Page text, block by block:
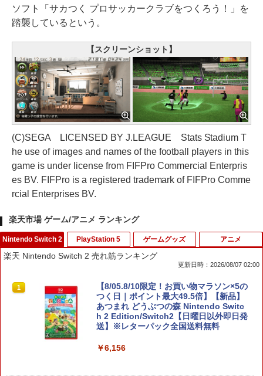
ソフト「サカつく プロサッカークラブをつくろう！」を
踏襲しているという。
【スクリーンショット】
(C)SEGA LICENSED BY J.LEAGUE Stats Stadium T
he use of images and names of the football players in this
game is under license from FIFPro Commercial Enterpris
es BV. FIFPro is a registered trademark of FIFPro Comme
rcial Enterprises BV.
楽天市場 ゲーム/アニメ ランキング
Nintendo Switch 2
楽天 Nintendo Switch 2 売れ筋ランキング
更新日時：2026/08/07 02:00
1
【8/05.8/10限定！お買い物マラソン×5の
つく日｜ポイント最大49.5倍】【新品】
あつまれ どうぶつの森 Nintendo Switc
h 2 Edition/Switch2【日曜日以外即日発
送】※レターパック全国送料無料
￥6,156
PlayStation 5 ゲームグッズ アニメ